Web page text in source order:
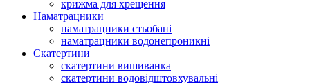
крижма для хрещення
Наматрацники
наматрацники стьобані
наматрацники водонепроникні
Скатертини
скатертини вишиванка
скатертини водовідштовхувальні